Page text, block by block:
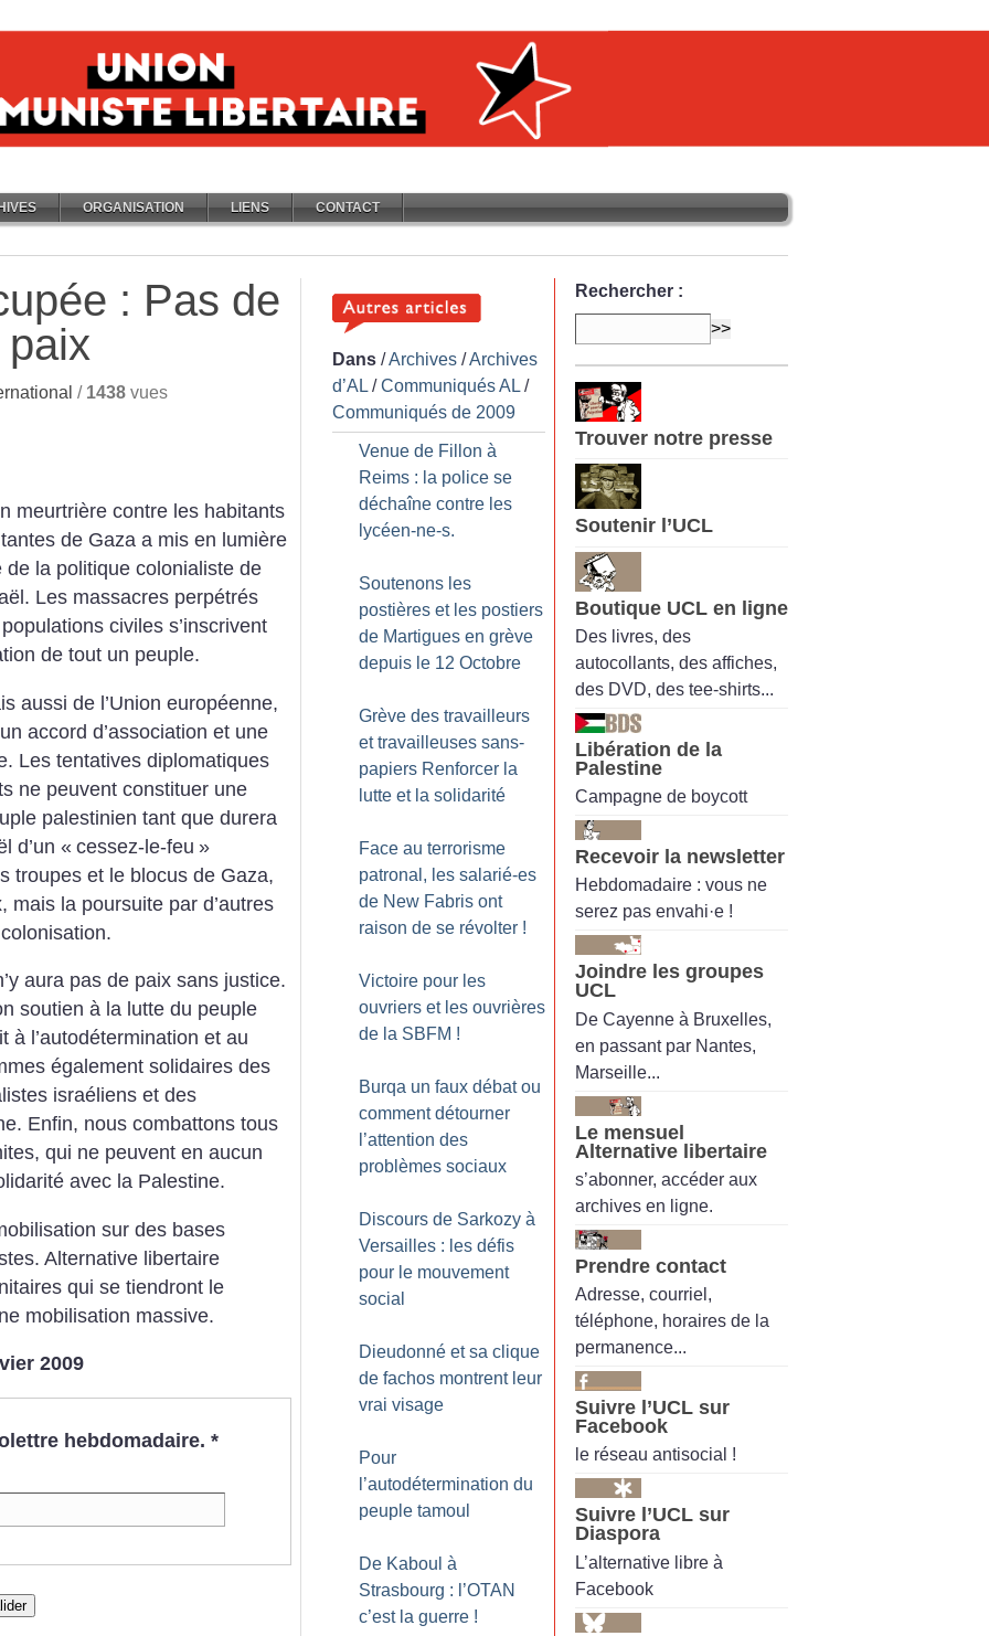
ORGANISATION LIENS CONTACT
: Pas de
/ 1438 vues
meurtrière contre les habitants
de Gaza a mis en lumière
de la politique colonialiste de
Les massacres perpétrés
civiles s’inscrivent
de tout un peuple.
aussi de l’Union européenne,
accord d’association et une
Les tentatives diplomatiques
ne peuvent constituer une
palestinien tant que durera
d’un « cessez-le-feu »
troupes et le blocus de Gaza,
la poursuite par d’autres
aura pas de paix sans justice.
soutien à la lutte du peuple
à l’autodétermination et au
également solidaires des
israéliens et des
Enfin, nous combattons tous
qui ne peuvent en aucun
avec la Palestine.
sur des bases
Alternative libertaire
qui se tiendront le
mobilisation massive.
2009
hebdomadaire. *
Dans /Archives /Archives
d’AL /Communiqués AL /
Communiqués de 2009
Venue de Fillon à
Reims : la police se
déchaîne contre les
lycéen-ne-s.
Soutenons les
postières et les postiers
de Martigues en grève
depuis le 12 Octobre
Grève des travailleurs
et travailleuses sans-
papiers Renforcer la
lutte et la solidarité
Face au terrorisme
patronal, les salarié-es
de New Fabris ont
raison de se révolter !
Victoire pour les
ouvriers et les ouvrières
de la SBFM !
Burqa un faux débat ou
comment détourner
l’attention des
problèmes sociaux
Discours de Sarkozy à
Versailles : les défis
pour le mouvement
social
Dieudonné et sa clique
de fachos montrent leur
vrai visage
Pour
l’autodétermination du
peuple tamoul
De Kaboul à
Strasbourg : l’OTAN
c’est la guerre !
Rechercher :
Trouver notre presse
Soutenir l’UCL
Boutique UCL en ligne
Des livres, des
autocollants, des affiches,
des DVD, des tee-shirts...
Libération de la
Palestine
Campagne de boycott
Recevoir la newsletter
Hebdomadaire : vous ne
serez pas envahi·e !
Joindre les groupes
UCL
De Cayenne à Bruxelles,
en passant par Nantes,
Marseille...
Le mensuel
Alternative libertaire
s’abonner, accéder aux
archives en ligne.
Prendre contact
Adresse, courriel,
téléphone, horaires de la
permanence...
Suivre l’UCL sur
Facebook
le réseau antisocial !
Suivre l’UCL sur
Diaspora
L’alternative libre à
Facebook